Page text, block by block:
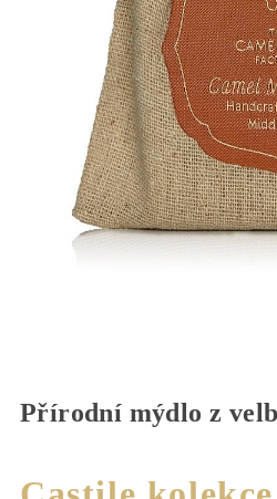
Přírodní mýdlo z